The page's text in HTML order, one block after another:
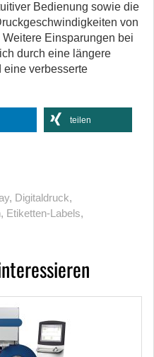
Bedienung sowie die
von
Einsparungen bei
durch eine längere
eine verbesserte
teilen
, Digitaldruck,
, Etiketten-Labels,